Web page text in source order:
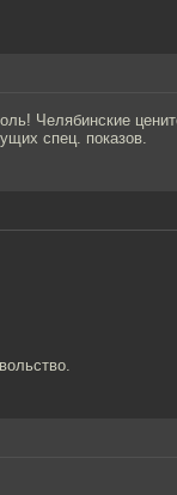
Челябинские
спец. показов.